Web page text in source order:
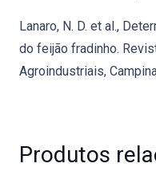
Lanaro, N. D. et al.,
do feijão fradinho.
Agroindustriais,
Produtos